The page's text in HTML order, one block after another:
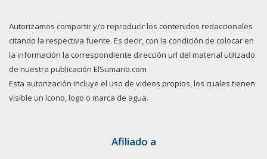
Autorizamos compartir y/o reproducir los contenidos redaccionales
citando la respectiva fuente. Es decir, con la condición de colocar en
la información la correspondiente dirección url del material utilizado
de nuestra publicación ElSumario.com
Esta autorización incluye el uso de videos propios, los cuales tienen
visible un ícono, logo o marca de agua.
Afiliado a